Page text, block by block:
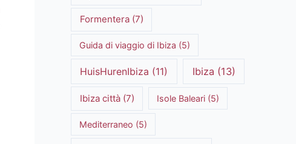
Formentera(7)
Guida di viaggio di Ibiza (5)
HuisHurenIbiza (11) Ibiza (13)
Ibiza città(7) Isole Baleari (5)
Mediterraneo (5)